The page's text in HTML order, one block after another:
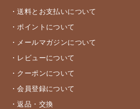
・送料とお支払いについて
・ポイントについて
・メールマガジンについて
・レビューについて
・クーポンについて
・会員登録について
・返品・交換